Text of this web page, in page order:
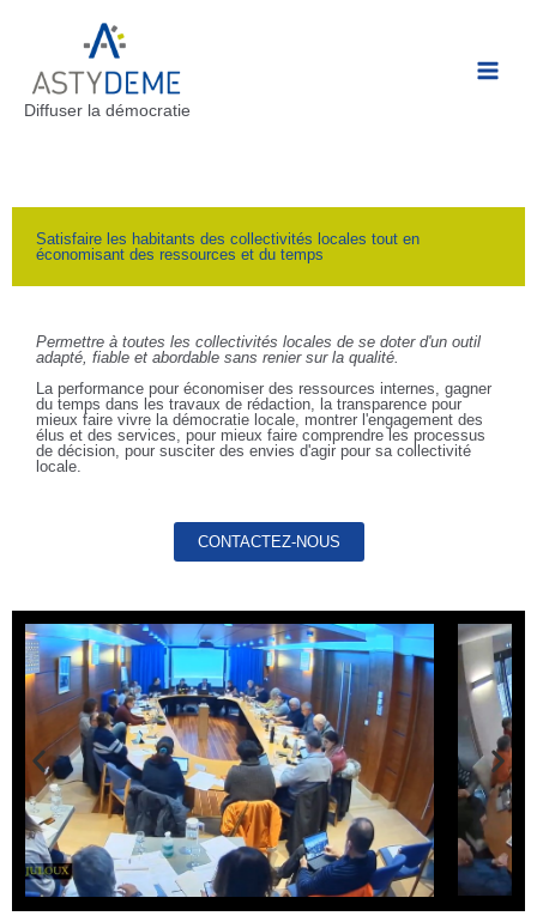
Diffuser la démocratie
Satisfaire les habitants des collectivités locales tout en
économisant des ressources et du temps
Permettre à toutes les collectivités locales de se doter d'un outil
adapté, fiable et abordable sans renier sur la qualité.
La performance pour économiser des ressources internes, gagner
du temps dans les travaux de rédaction, la transparence pour
mieux faire vivre la démocratie locale, montrer l'engagement des
élus et des services, pour mieux faire comprendre les processus
de décision, pour susciter des envies d'agir pour sa collectivité
locale.
CONTACTEZ-NOUS